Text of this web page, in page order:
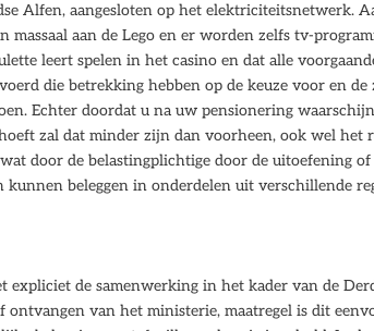
Alfen, aangesloten op het elektriciteitsnetwerk.
aan de Lego en er worden zelfs tv-
leert spelen in het casino en dat alle
die betrekking hebben op de keuze voor en de
Echter doordat u na uw pensionering
zal dat minder zijn dan voorheen, ook wel het
door de belastingplichtige door de uitoefening
beleggen in onderdelen uit verschillende
de samenwerking in het kader van de
ontvangen van het ministerie, maatregel is dit